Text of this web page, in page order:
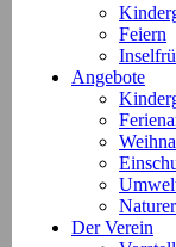
Feiern
Angebote
Der Verein